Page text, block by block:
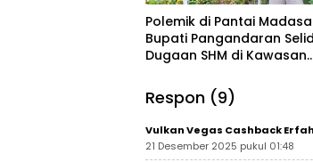
Polemik di Pantai
Bupati Pangandaran
Dugaan SHM di Kawasan
Respon (9)
Vulkan Vegas Cashback
21 Desember 2025 pukul 01:48